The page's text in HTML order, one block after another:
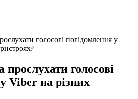
голосові повідомлення у
прослухати голосові
Viber на різних